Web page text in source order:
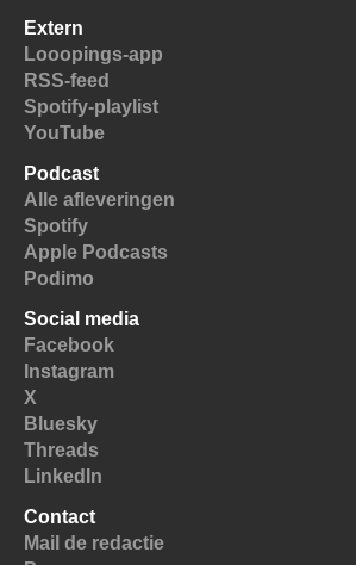
Extern
Looopings-app
RSS-feed
Spotify-playlist
YouTube
Podcast
Alle afleveringen
Spotify
Apple Podcasts
Podimo
Social media
Facebook
Instagram
X
Bluesky
Threads
LinkedIn
Contact
Mail de redactie